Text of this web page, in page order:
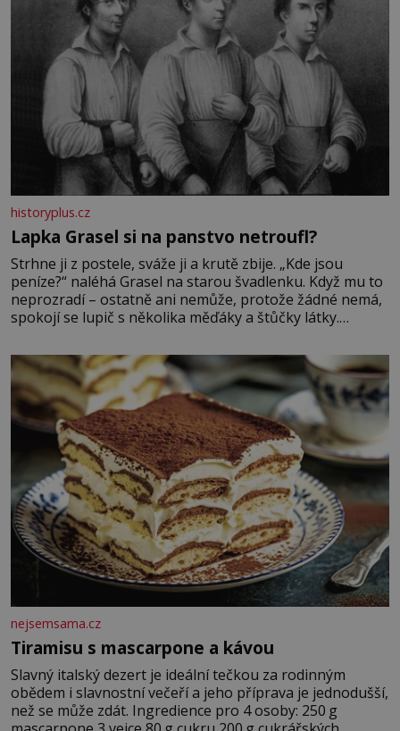
historyplus.cz
Lapka Grasel si na panstvo netroufl?
Strhne ji z postele, sváže ji a krutě zbije. „Kde jsou
peníze?“ naléhá Grasel na starou švadlenku. Když mu to
neprozradí – ostatně ani nemůže, protože žádné nemá,
spokojí se lupič s několika měďáky a štůčky látky.
krutý. Jeho činy budí hrůzu ještě dlouho po jeho smrti
nejsemsama.cz
Tiramisu s mascarpone a kávou
Slavný italský dezert je ideální tečkou za rodinným
obědem i slavnostní večeří a jeho příprava je jednodušší,
než se může zdát. Ingredience pro 4 osoby: 250 g